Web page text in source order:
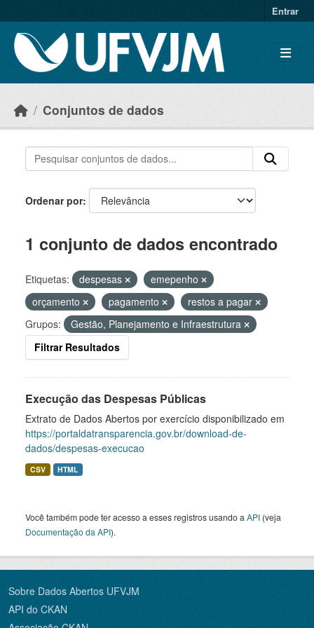
Entrar
Conjuntos de dados
Ordenar por
1 conjunto de dados encontrado
Etiquetas: despesas
emepenho
orçamento
pagamento
restos a pagar
Grupos:
Gestão, Planejamento e Infraestrutura
Filtrar Resultados
Execução das Despesas Públicas
Extrato de Dados Abertos por exercício disponibilizado em
https://portaldatransparencia.gov.br/download-de-
dados/despesas-execucao
CSV HTML
Você também pode ter acesso a esses registros usando a API (veja
Documentação da API).
Sobre Dados Abertos UFVJM
API do CKAN